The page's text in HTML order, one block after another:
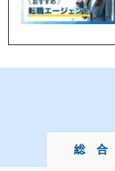
総 合